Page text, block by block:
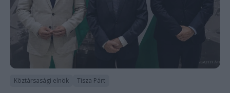
Köztársasági elnök Tisza Párt